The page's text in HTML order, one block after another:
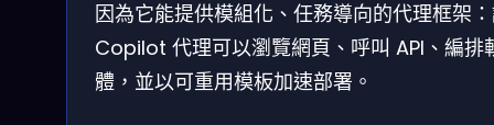
因為它能提供模組化、任務導向的代理框架
Copilot 代理可以瀏覽網頁、呼叫 API、編排
體，並以可重用模板加速部署。